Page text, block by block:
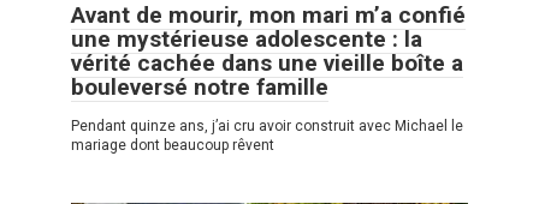
Avant de mourir, mon mari m’a confié
une mystérieuse adolescente : la
vérité cachée dans une vieille boîte a
bouleversé notre famille
Pendant quinze ans, j’ai cru avoir construit avec Michael le
mariage dont beaucoup rêvent